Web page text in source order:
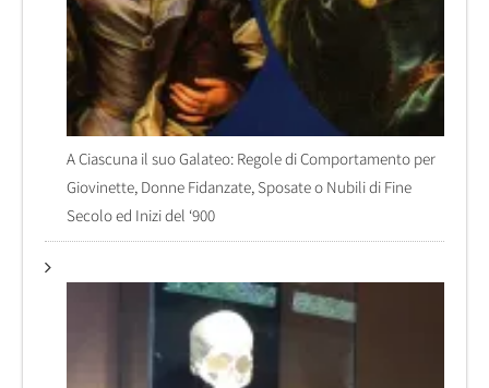
A Ciascuna il suo Galateo: Regole di Comportamento per
Giovinette, Donne Fidanzate, Sposate o Nubili di Fine
Secolo ed Inizi del ‘900